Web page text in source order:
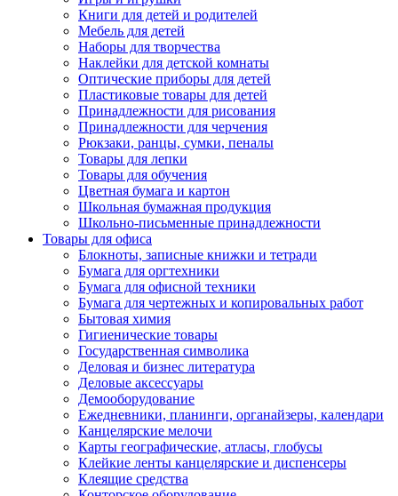
Книги для детей и родителей
Мебель для детей
Наборы для творчества
Наклейки для детской комнаты
Оптические приборы для детей
Пластиковые товары для детей
Принадлежности для рисования
Принадлежности для черчения
Рюкзаки, ранцы, сумки, пеналы
Товары для лепки
Товары для обучения
Цветная бумага и картон
Школьная бумажная продукция
Школьно-письменные принадлежности
Товары для офиса
Блокноты, записные книжки и тетради
Бумага для оргтехники
Бумага для офисной техники
Бумага для чертежных и копировальных работ
Бытовая химия
Гигиенические товары
Государственная символика
Деловая и бизнес литература
Деловые аксессуары
Демооборудование
Ежедневники, планинги, органайзеры, календари
Канцелярские мелочи
Карты географические, атласы, глобусы
Клейкие ленты канцелярские и диспенсеры
Клеящие средства